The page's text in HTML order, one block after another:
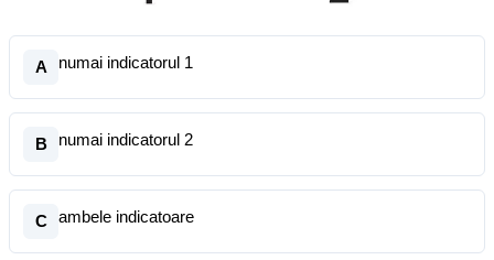
A numai indicatorul 1
B numai indicatorul 2
C ambele indicatoare